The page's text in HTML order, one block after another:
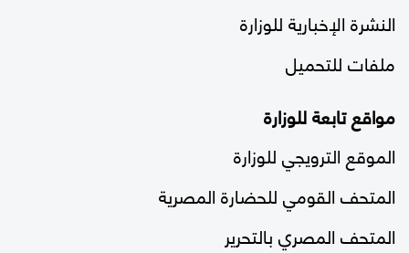
النشرة الإخبارية للوزارة
ملفات للتحميل
مواقع تابعة للوزارة
الموقع الترويجي للوزارة
المتحف القومي للحضارة المصرية
المتحف المصري بالتحرير